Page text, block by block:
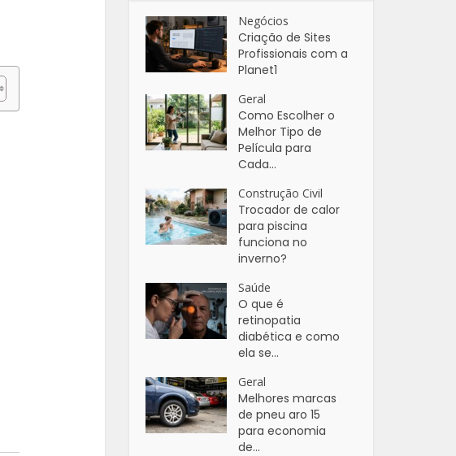
Negócios
Criação de Sites
Profissionais com a
Planet1
Geral
Como Escolher o
Melhor Tipo de
Película para
Cada...
Construção Civil
Trocador de calor
para piscina
funciona no
inverno?
Saúde
O que é
retinopatia
diabética e como
ela se...
Geral
Melhores marcas
de pneu aro 15
para economia
de...